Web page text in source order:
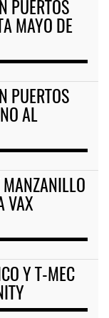
PUERTOS
MAYO DE
PUERTOS
AL
MANZANILLO
VAX
Y T-MEC